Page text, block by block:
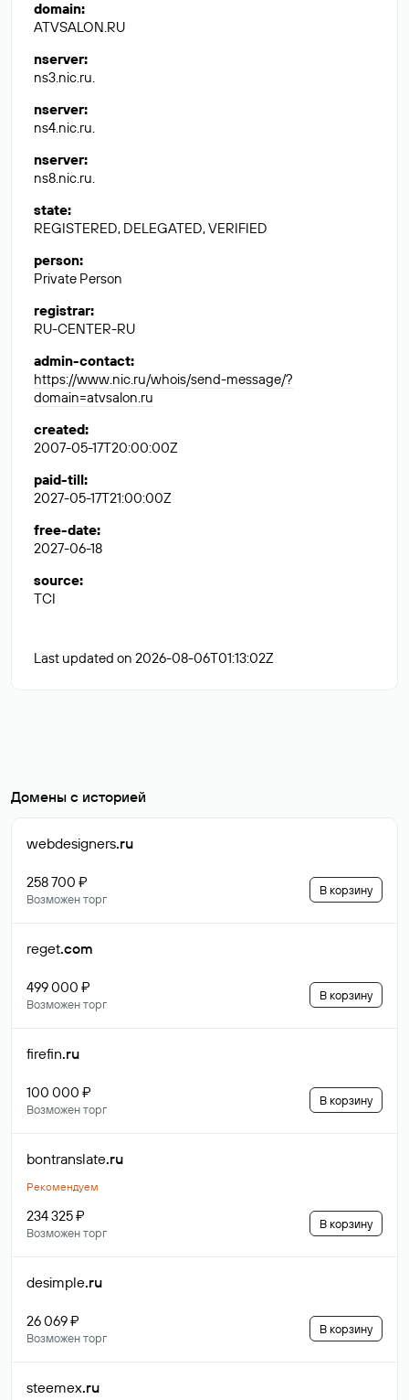
domain:
ATVSALON.RU
nserver:
ns3.nic.ru.
nserver:
ns4.nic.ru.
nserver:
ns8.nic.ru.
state:
REGISTERED, DELEGATED, VERIFIED
person:
Private Person
registrar:
RU-CENTER-RU
admin-contact:
https://www.nic.ru/whois/send-message/?
domain=atvsalon.ru
created:
2007-05-17T20:00:00Z
paid-till:
2027-05-17T21:00:00Z
free-date:
2027-06-18
source:
TCI
Last updated on 2026-08-06T01:13:02Z
Домены с историей
webdesigners.ru
258 700 ₽
Возможен торг
В корзину
reget.com
499 000 ₽
Возможен торг
В корзину
firefin.ru
100 000 ₽
Возможен торг
В корзину
bontranslate.ru
Рекомендуем
234 325 ₽
Возможен торг
В корзину
desimple.ru
26 069 ₽
Возможен торг
В корзину
steemex.ru